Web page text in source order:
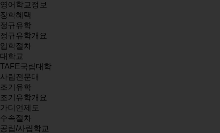
영어학교정보
장학혜택
정규유학
정규유학개요
입학절차
대학교
TAFE국립대학
사립전문대
조기유학
조기유학개요
가디언제도
수속절차
공립/사립학교